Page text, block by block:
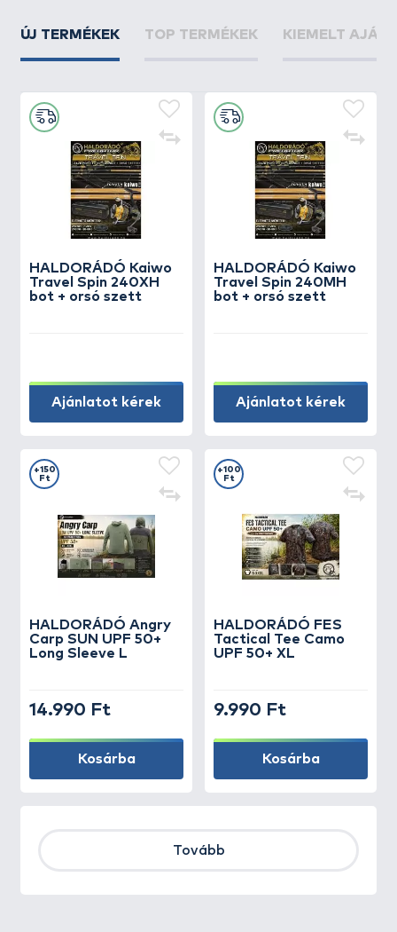
ÚJ TERMÉKEK TOP TERMÉKEK KIEMELT
HALDORÁDÓ Kaiwo
Travel Spin 240XH
bot + orsó szett
Ajánlatot kérek
HALDORÁDÓ Kaiwo
Travel Spin 240MH
bot + orsó szett
Ajánlatot kérek
HALDORÁDÓ Angry
Carp SUN UPF 50+
Long Sleeve L
+150
Ft
14.990 Ft
Kosárba
HALDORÁDÓ FES
Tactical Tee Camo
UPF 50+ XL
+100
Ft
9.990 Ft
Kosárba
Tovább